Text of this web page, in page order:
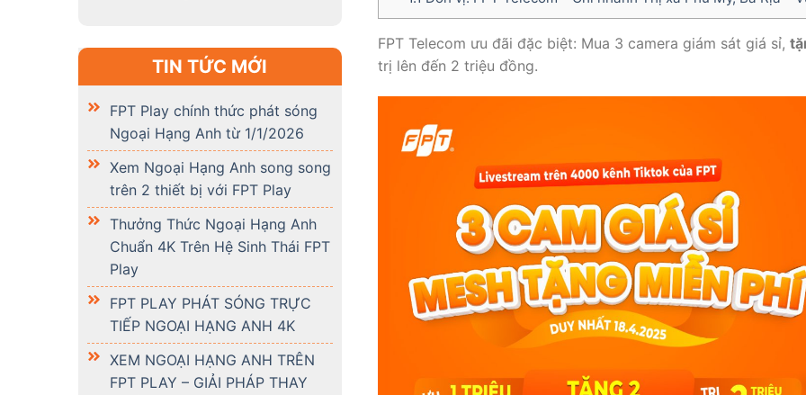
TIN TỨC MỚI
FPT Play chính thức phát sóng
Ngoại Hạng Anh từ 1/1/2026
Xem Ngoại Hạng Anh song song
trên 2 thiết bị với FPT Play
Thưởng Thức Ngoại Hạng Anh
Chuẩn 4K Trên Hệ Sinh Thái FPT
Play
FPT PLAY PHÁT SÓNG TRỰC
TIẾP NGOẠI HẠNG ANH 4K
XEM NGOẠI HẠNG ANH TRÊN
FPT PLAY – GIẢI PHÁP THAY
FPT Telecom ưu đãi đặc biệt: Mua 3 camera giám sát giá sỉ,
trị lên đến 2 triệu đồng.